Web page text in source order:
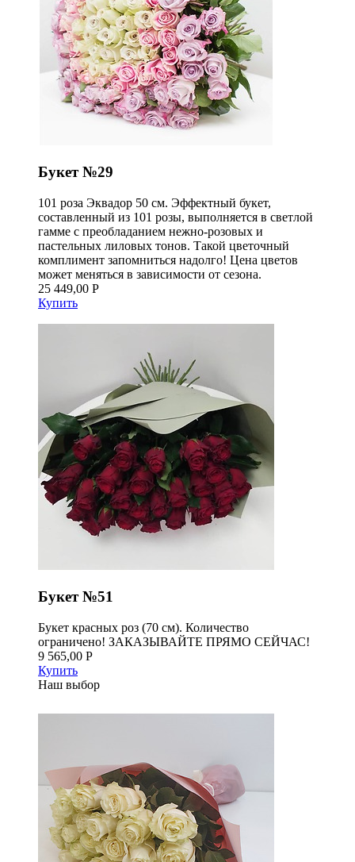
Букет №29
101 роза Эквадор 50 см. Эффектный букет,
составленный из 101 розы, выполняется в светлой
гамме с преобладанием нежно-розовых и
пастельных лиловых тонов. Такой цветочный
комплимент запомниться надолго! Цена цветов
может меняться в зависимости от сезона.
25 449,00 Р
Купить
Букет №51
Букет красных роз (70 см). Количество
ограничено! ЗАКАЗЫВАЙТЕ ПРЯМО СЕЙЧАС!
9 565,00 Р
Купить
Наш выбор